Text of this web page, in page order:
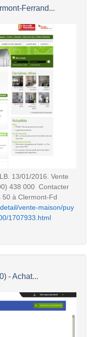
Ferrand...
13/01/2016. Vente
438 000  Contacter
50 à Clermont-Fd
vente-maison/puy
1707933.html
- Achat...